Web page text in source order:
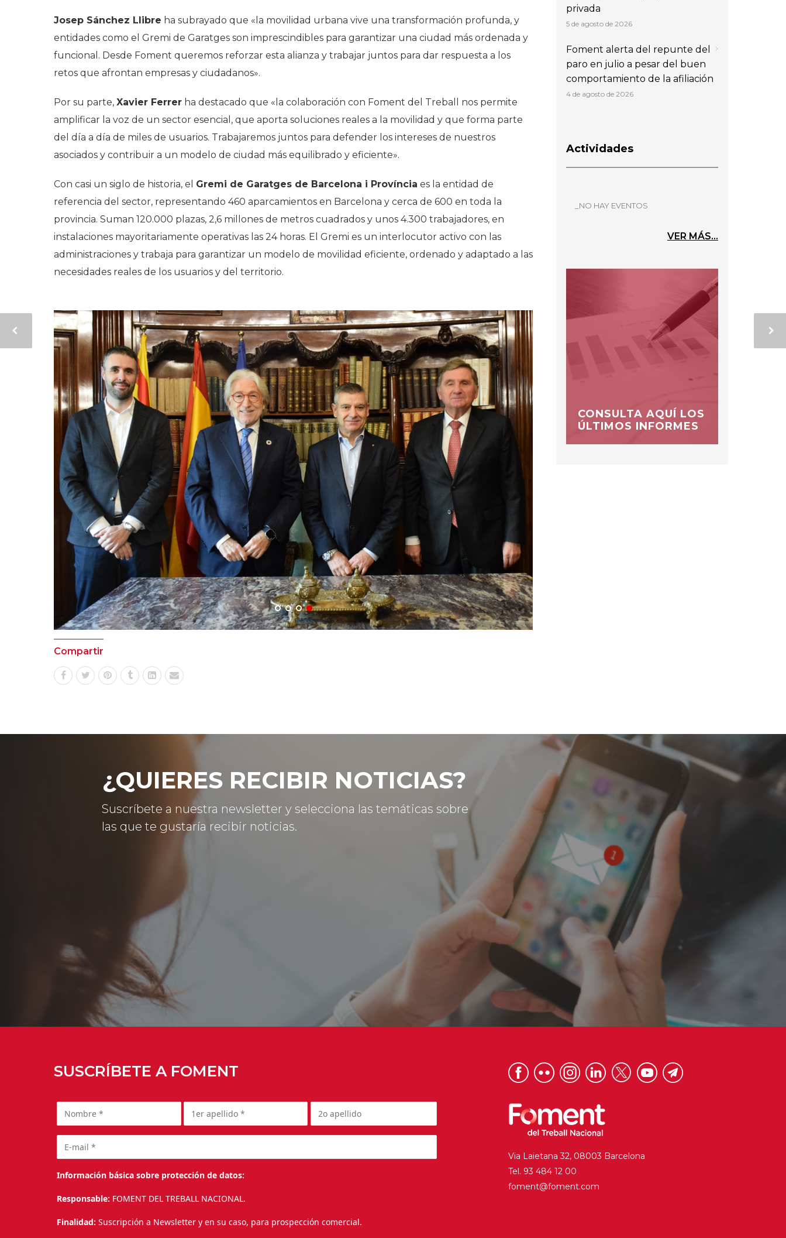
Josep Sánchez Llibre ha subrayado que «la movilidad urbana vive una transformación profunda, y
entidades como el Gremi de Garatges son imprescindibles para garantizar una ciudad más ordenada y
funcional. Desde Foment queremos reforzar esta alianza y trabajar juntos para dar respuesta a los
retos que afrontan empresas y ciudadanos».
Por su parte, Xavier Ferrer ha destacado que «la colaboración con Foment del Treball nos permite
amplificar la voz de un sector esencial, que aporta soluciones reales a la movilidad y que forma parte
del día a día de miles de usuarios. Trabajaremos juntos para defender los intereses de nuestros
asociados y contribuir a un modelo de ciudad más equilibrado y eficiente».
Con casi un siglo de historia, el Gremi de Garatges de Barcelona i Província es la entidad de
referencia del sector, representando 460 aparcamientos en Barcelona y cerca de 600 en toda la
provincia. Suman 120.000 plazas, 2,6 millones de metros cuadrados y unos 4.300 trabajadores, en
instalaciones mayoritariamente operativas las 24 horas. El Gremi es un interlocutor activo con las
administraciones y trabaja para garantizar un modelo de movilidad eficiente, ordenado y adaptado a las
necesidades reales de los usuarios y del territorio.
Compartir
privada
5 de agosto de 2026
Foment alerta del repunte del
paro en julio a pesar del buen
comportamiento de la afiliación
4 de agosto de 2026
Actividades
_NO HAY EVENTOS
VER MÁS...
CONSULTA AQUÍ LOS
ÚLTIMOS INFORMES
¿QUIERES RECIBIR NOTICIAS?
Suscríbete a nuestra newsletter y selecciona las temáticas sobre
las que te gustaría recibir noticias.
SUSCRÍBETE A FOMENT
Información básica sobre protección de datos:
Responsable: FOMENT DEL TREBALL NACIONAL.
Finalidad: Suscripción a Newsletter y en su caso, para prospección comercial.
Via Laietana 32, 08003 Barcelona
Tel. 93 484 12 00
foment@foment.com